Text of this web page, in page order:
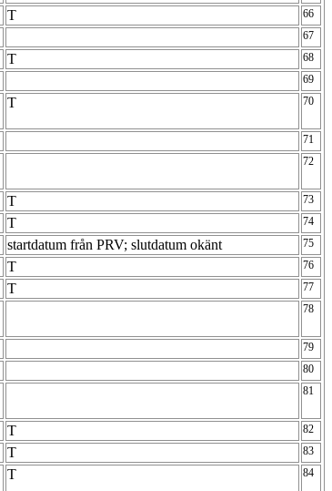
T 66
67
T 68
69
T 70
71
72
T 73
T 74
startdatum från PRV; slutdatum okänt 75
T 76
T 77
78
79
80
81
T 82
T 83
T 84